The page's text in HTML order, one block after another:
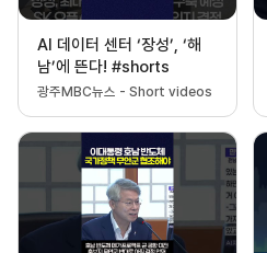
AI 데이터 센터 ‘장성’, ‘해
남’에 뜬다! #shorts
광주MBC뉴스 - Short videos